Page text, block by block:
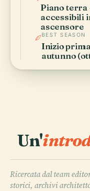
Piano terra
accessibili
ascensore
BEST SEASON
Inizio
autunno
Un'
Ricercata dal team
storici, archivi